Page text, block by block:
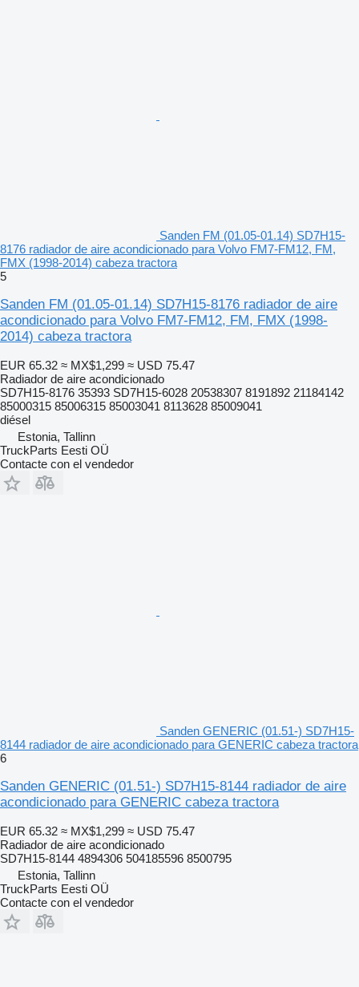
Sanden FM (01.05-01.14) SD7H15-
8176 radiador de aire acondicionado para Volvo FM7-FM12, FM,
FMX (1998-2014) cabeza tractora
5
Sanden FM (01.05-01.14) SD7H15-8176 radiador de aire
acondicionado para Volvo FM7-FM12, FM, FMX (1998-
2014) cabeza tractora
EUR 65.32 ≈ MX$1,299 ≈ USD 75.47
Radiador de aire acondicionado
SD7H15-8176 35393 SD7H15-6028 20538307 8191892 21184142
85000315 85006315 85003041 8113628 85009041
diésel
Estonia, Tallinn
TruckParts Eesti OÜ
Contacte con el vendedor
Sanden GENERIC (01.51-) SD7H15-
8144 radiador de aire acondicionado para GENERIC cabeza tractora
6
Sanden GENERIC (01.51-) SD7H15-8144 radiador de aire
acondicionado para GENERIC cabeza tractora
EUR 65.32 ≈ MX$1,299 ≈ USD 75.47
Radiador de aire acondicionado
SD7H15-8144 4894306 504185596 8500795
Estonia, Tallinn
TruckParts Eesti OÜ
Contacte con el vendedor